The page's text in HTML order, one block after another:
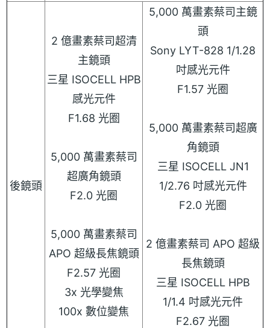
後鏡頭
2 億畫素蔡司超清
主鏡頭
三星 ISOCELL HPB
感光元件
F1.68 光圈
5,000 萬畫素蔡司
超廣角鏡頭
F2.0 光圈
5,000 萬畫素蔡司
APO 超級長焦鏡頭
F2.57 光圈
3x 光學變焦
100x 數位變焦
5,000 萬畫素蔡司主鏡
頭
Sony LYT-828 1/1.28
吋感光元件
F1.57 光圈
5,000 萬畫素蔡司超廣
角鏡頭
三星 ISOCELL JN1
1/2.76 吋感光元件
F2.0 光圈
2 億畫素蔡司 APO 超級
長焦鏡頭
三星 ISOCELL HPB
1/1.4 吋感光元件
F2.67 光圈